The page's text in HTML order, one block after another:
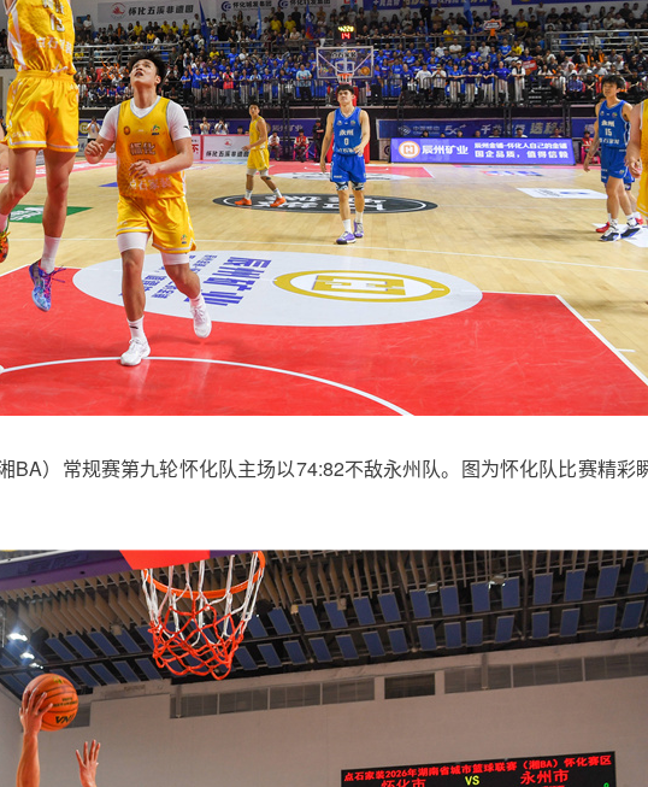
）常规赛第九轮怀化队主场以74:82不敌永州队。图为怀化队比赛精彩